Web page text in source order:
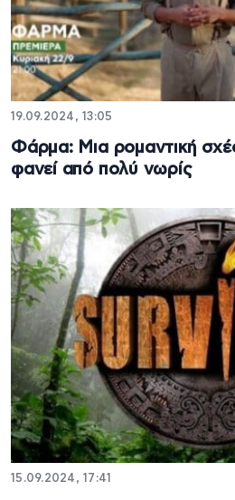
19.09.2024, 13:05
Φάρμα: Μια ρομαντική
φανεί από πολύ νωρίς
15.09.2024, 17:41